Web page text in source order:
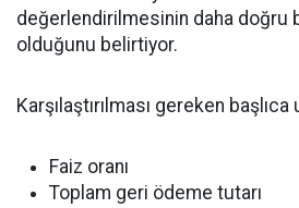
değerlendirilmesinin daha doğru
olduğunu belirtiyor.
Karşılaştırılması gereken
Faiz oranı
Toplam geri ödeme tutarı